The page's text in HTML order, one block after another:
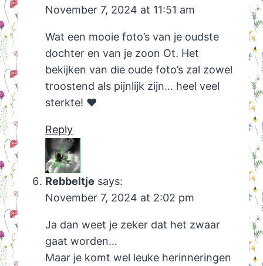
November 7, 2024 at 11:51 am
Wat een mooie foto’s van je oudste
dochter en van je zoon Ot. Het
bekijken van die oude foto’s zal zowel
troostend als pijnlijk zijn… heel veel
sterkte! ❤️
Reply
Rebbeltje says:
November 7, 2024 at 2:02 pm
Ja dan weet je zeker dat het zwaar
gaat worden…
Maar je komt wel leuke herinneringen